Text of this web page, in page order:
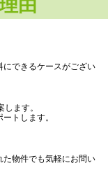
由
できるケースがござい
ます。
トします。
物件でも気軽にお問い